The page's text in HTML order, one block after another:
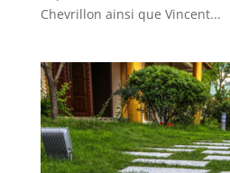
Chevrillon ainsi que Vincent...